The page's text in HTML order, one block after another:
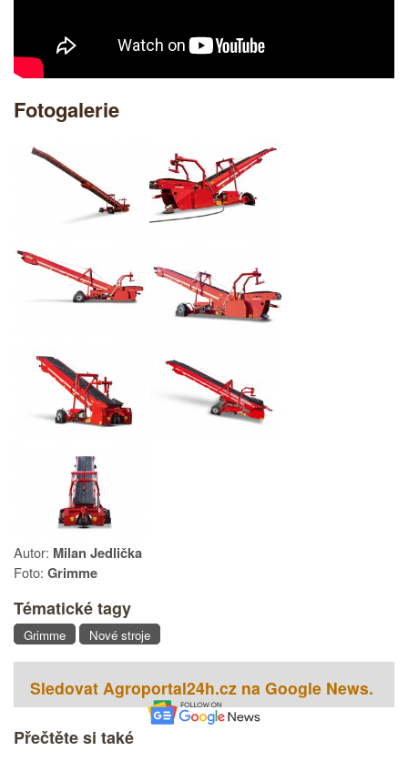
Fotogalerie
Autor: Milan Jedlička
Foto: Grimme
Tématické tagy
Grimme Nové stroje
Sledovat Agroportal24h.cz na Google News.
Přečtěte si také